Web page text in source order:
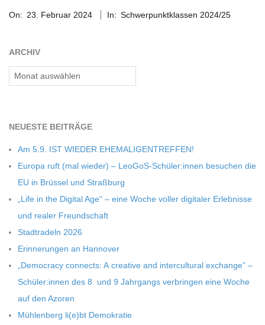
I
D
T
-
S
C
H
U
L
E
02-
On: 23. Februar 2024 In: Schwerpunktklassen 2024/25
ARCHIV
Archiv
NEU­ESTE BEITRÄGE
Am 5.9. IST WIEDER EHEMALIGENTREFFEN!
Europa ruft (mal wie­der) – LeoGoS-Schüler:innen besu­chen die
EU in Brüs­sel und Straßburg
„Life in the Digi­tal Age“ – eine Woche vol­ler digi­ta­ler Erleb­nisse
und rea­ler Freundschaft
Stadt­ra­deln 2026
Erin­ne­run­gen an Hannover
„Demo­cracy con­nects: A crea­tive and inter­cul­tu­ral exch­ange” –
Schüler:innen des 8. und 9 Jahr­gangs ver­brin­gen eine Woche
auf den Azoren
Müh­len­berg li(e)bt Demokratie